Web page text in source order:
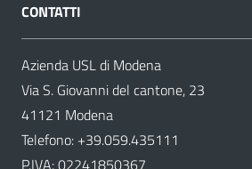
CONTATTI
Azienda USL di Modena
Via S. Giovanni del cantone, 23
41121 Modena
Telefono: +39.059.435111